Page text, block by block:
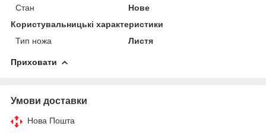
Стан
Нове
Користувальницькі характеристики
Тип ножа
Листя
Приховати
Умови доставки
Нова Пошта